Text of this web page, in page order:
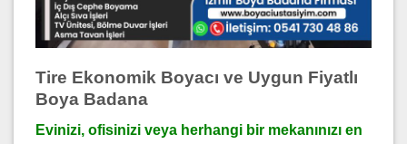
Tire Ekonomik Boyacı ve Uygun Fiyatlı
Boya Badana
Evinizi, ofisinizi veya herhangi bir mekanınızı en